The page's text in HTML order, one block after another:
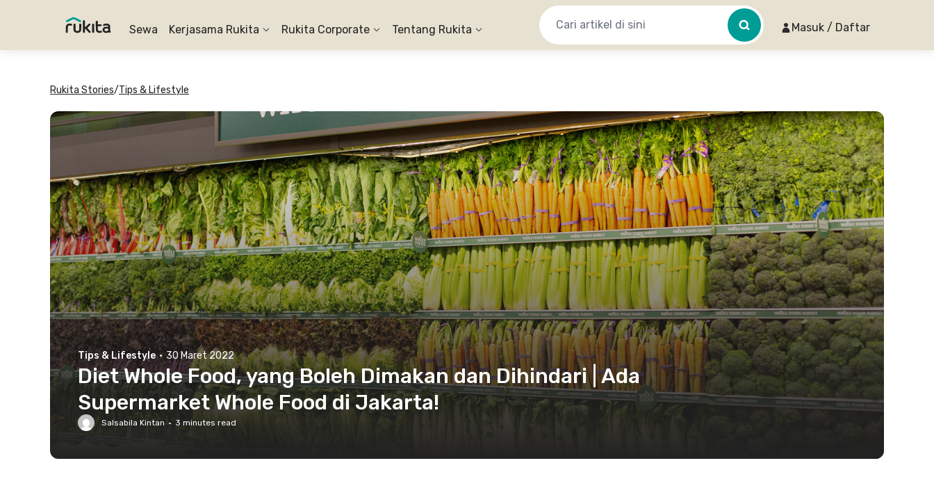
Sewa Kerjasama Rukita Rukita Corporate Tentang Rukita Masuk / Daftar
Rukita Stories/Tips & Lifestyle
Tips & Lifestyle · 30 Maret 2022
Diet Whole Food, yang Boleh Dimakan dan Dihindari | Ada
Supermarket Whole Food di Jakarta!
Salsabila Kintan · 3 minutes read